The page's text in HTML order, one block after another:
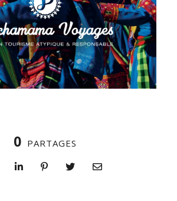
0 PARTAGES